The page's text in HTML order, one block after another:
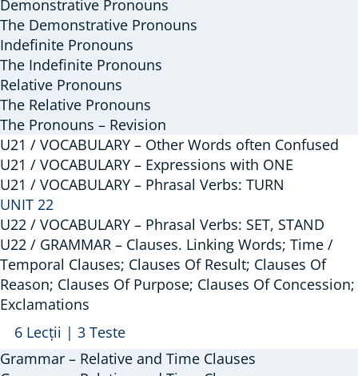
Demonstrative Pronouns
The Demonstrative Pronouns
Indefinite Pronouns
The Indefinite Pronouns
Relative Pronouns
The Relative Pronouns
The Pronouns – Revision
U21 / VOCABULARY – Other Words often Confused
U21 / VOCABULARY – Expressions with ONE
U21 / VOCABULARY – Phrasal Verbs: TURN
UNIT 22
U22 / VOCABULARY – Phrasal Verbs: SET, STAND
U22 / GRAMMAR – Clauses. Linking Words; Time /
Temporal Clauses; Clauses Of Result; Clauses Of
Reason; Clauses Of Purpose; Clauses Of Concession;
Exclamations
Arată
U22
/
6 Lecții | 3 Teste
Grammar – Relative and Time Clauses